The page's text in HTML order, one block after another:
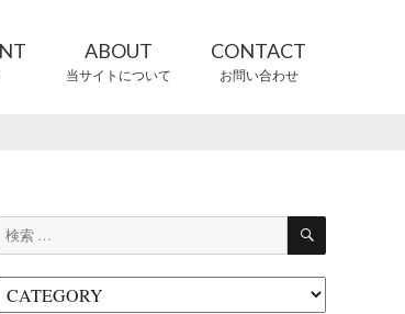
ABOUT
当サイトについて
CONTACT
お問い合わせ
検
:
検